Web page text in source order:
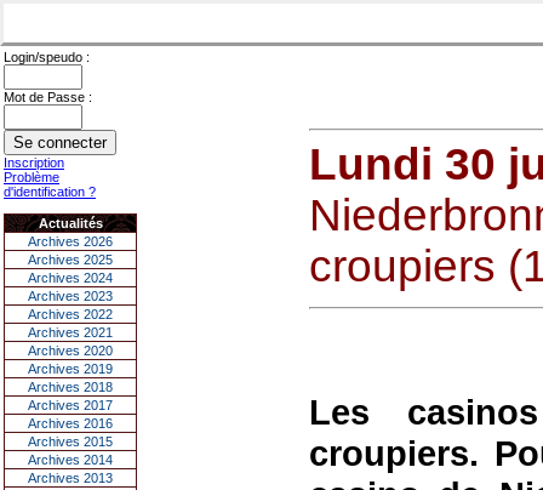
Login/speudo :
Mot de Passe :
Inscription
Problème
d'identification ?
Actualités
Archives 2026
Archives 2025
Archives 2024
Archives 2023
Archives 2022
Archives 2021
Archives 2020
Archives 2019
Archives 2018
Archives 2017
Archives 2016
Archives 2015
Archives 2014
Archives 2013
Lundi 30
croupiers
Les
croupiers.